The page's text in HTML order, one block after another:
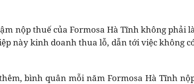
nộp thuế của Formosa Hà Tĩnh không phải là
này kinh doanh thua lỗ, dẫn tới việc không
bình quân mỗi năm Formosa Hà Tĩnh